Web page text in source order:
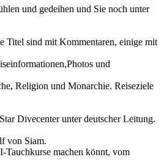
und gedeihen und Sie noch unter
Titel sind mit Kommentaren, einige mit
und
Religion und Monarchie. Reiseziele
Divecenter unter deutscher Leitung.
von Siam.
Tauchkurse machen könnt, vom